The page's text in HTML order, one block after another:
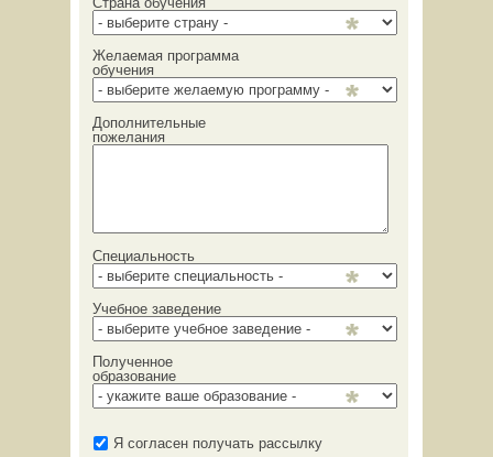
Желаемая программа
обучения
Дополнительные
пожелания
Специальность
Учебное заведение
Полученное
образование
Я согласен получать рассылку